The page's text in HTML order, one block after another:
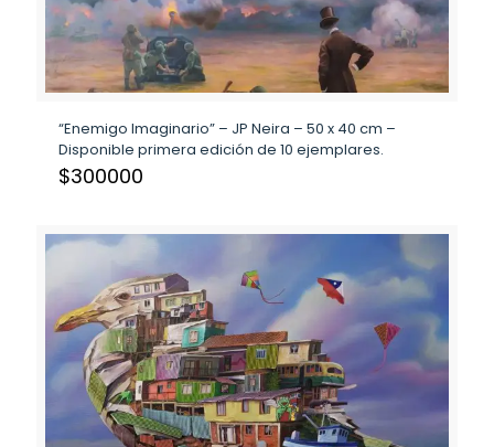
“Enemigo Imaginario” – JP Neira – 50 x 40 cm –
Disponible primera edición de 10 ejemplares.
$300000